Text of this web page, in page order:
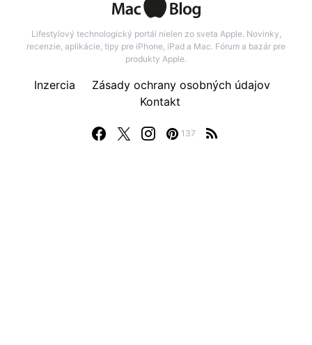
Lifestylový technologický portál nielen zo sveta Apple. Novinky,
recenzie, aplikácie, tipy pre iPhone, iPad a Mac. Fórum a bazár pre
produkty Apple.
137
Inzercia
Zásady ochrany osobných údajov
Kontakt